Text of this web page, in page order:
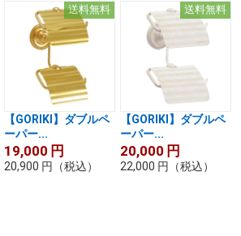
送料無料
【GORIKI】ダブルペ
ーパー...
19,000 円
20,900 円 （税込）
送料無料
【GORIKI】ダブルペ
ーパー...
20,000 円
22,000 円 （税込）